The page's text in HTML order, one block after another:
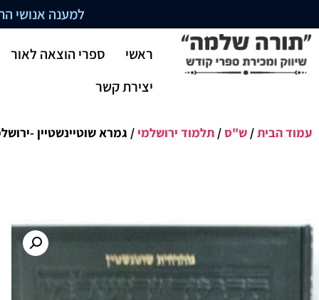
למענה אנושי התקשרו
ראשי
ספרי הוצאה לאור
יצירת קשר
עמוד הבית/ ש"ס/ תלמוד ירושלמי / גמרא שוטיינשטיין -